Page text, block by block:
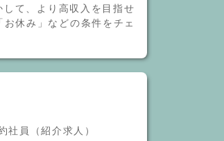
て、より高収入を目指せ
休み」などの条件をチェ
員（紹介求人）